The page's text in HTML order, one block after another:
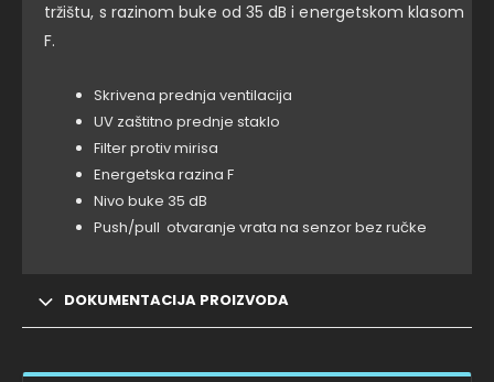
tržištu, s razinom buke od 35 dB i energetskom klasom
F.
Skrivena prednja ventilacija
UV zaštitno prednje staklo
Filter protiv mirisa
Energetska razina F
Nivo buke 35 dB
Push/pull otvaranje vrata na senzor bez ručke
DOKUMENTACIJA PROIZVODA